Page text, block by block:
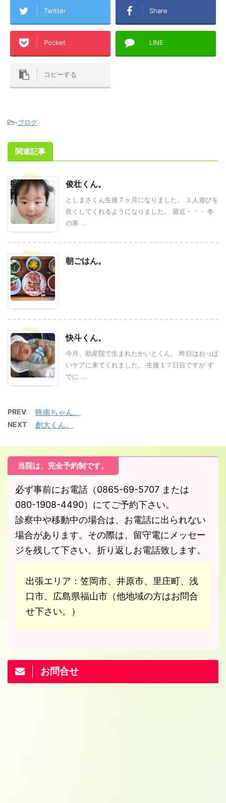
Twitter Share
Pocket LINE
コピーする
-ブログ
関連記事
俊壮くん。
としまさくん生後７ヶ月になりました。 １人遊びを
良くしてくれるようになりました。 最近・・・ 冬
の寒 ...
朝ごはん。
快斗くん。
今月、助産院で生まれたかいとくん。 昨日はおっぱ
いケアに来てくれました。 生後１７日目ですが す
でに ...
PREV 映南ちゃん。
NEXT 創大くん。
当院は、完全予約制です。
必ず事前にお電話（0865-69-5707 または
080-1908-4490）にてご予約下さい。
診察中や移動中の場合は、お電話に出られない
場合があります。その際は、留守電にメッセー
ジを残して下さい。折り返しお電話致します。
出張エリア：笠岡市、井原市、里庄町、浅
口市、広島県福山市（他地域の方はお問合
せ下さい。）
お問合せ